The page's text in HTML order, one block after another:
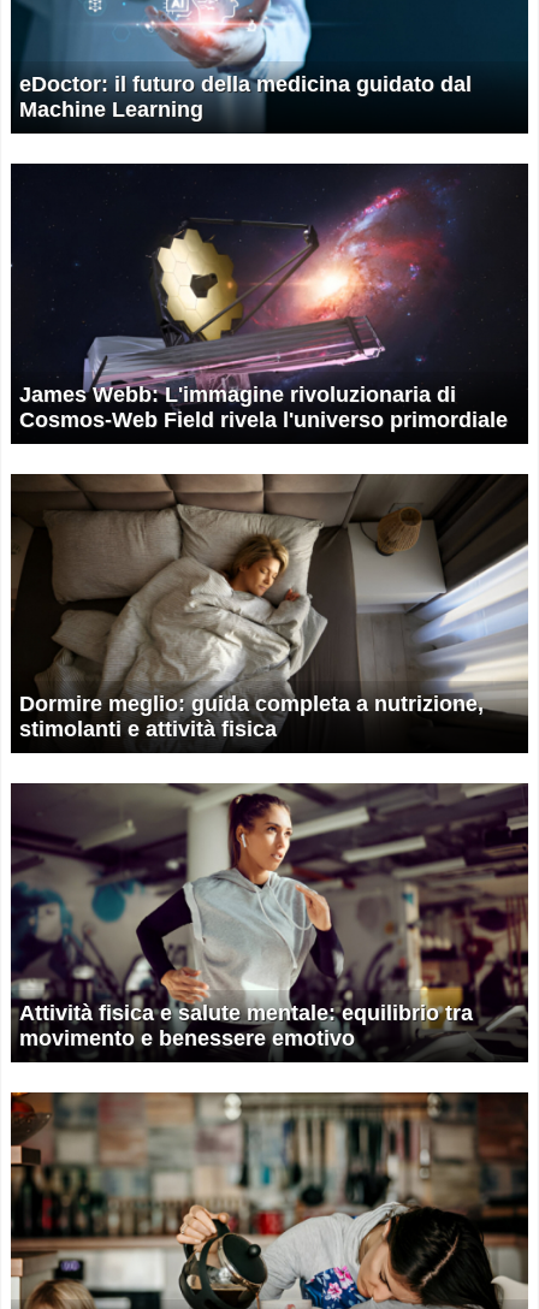
eDoctor: il futuro della medicina guidato dal
Machine Learning
James Webb: L'immagine rivoluzionaria di
Cosmos-Web Field rivela l'universo primordiale
Dormire meglio: guida completa a nutrizione,
stimolanti e attività fisica
Attività fisica e salute mentale: equilibrio tra
movimento e benessere emotivo